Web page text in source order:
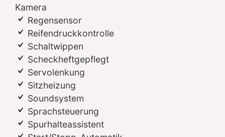
Kamera
Regensensor
Reifendruckkontrolle
Schaltwippen
Scheckheftgepflegt
Servolenkung
Sitzheizung
Soundsystem
Sprachsteuerung
Spurhalteassistent